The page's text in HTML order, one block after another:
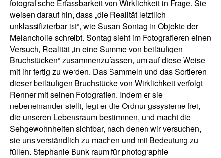
fotografische Erfassbarkeit von Wirklichkeit in Frage. Sie
weisen darauf hin, dass „die Realität letztlich
unklassifizierbar ist“, wie Susan Sontag in Objekte der
Melancholie schreibt. Sontag sieht im Fotografieren einen
Versuch, Realität „in eine Summe von beiläufigen
Bruchstücken“ zusammenzufassen, um auf diese Weise
mit ihr fertig zu werden. Das Sammeln und das Sortieren
dieser beiläufigen Bruchstücke von Wirklichkeit verfolgt
Renner mit seinen Fotografien. Indem er sie
nebeneinander stellt, legt er die Ordnungssysteme frei,
die unseren Lebensraum bestimmen, und macht die
Sehgewohnheiten sichtbar, nach denen wir versuchen,
sie uns verständlich zu machen und mit Bedeutung zu
füllen. Stephanie Bunk raum für photographie